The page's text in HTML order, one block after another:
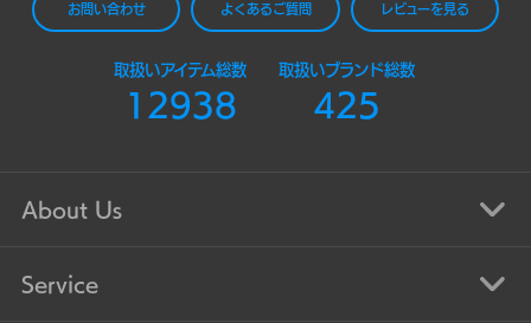
お問い合わせ よくあるご質問 レビューを見る
取扱いアイテム総数
12938
取扱いブランド総数
425
About Us
Service